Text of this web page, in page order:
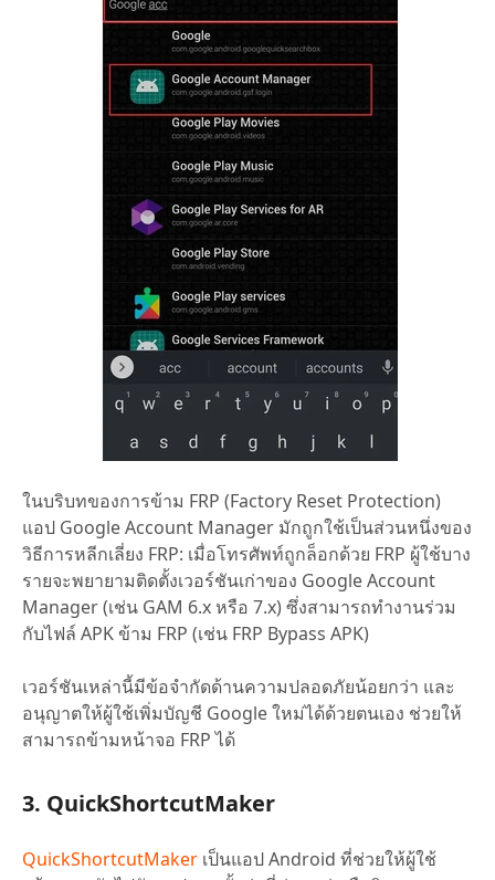
ในบริบทของการข้าม FRP (Factory Reset Protection)
แอป Google Account Manager มักถูกใช้เป็นส่วนหนึ่งของ
วิธีการหลีกเลี่ยง FRP: เมื่อโทรศัพท์ถูกล็อกด้วย FRP ผู้ใช้บาง
รายจะพยายามติดตั้งเวอร์ชันเก่าของ Google Account
Manager (เช่น GAM 6.x หรือ 7.x) ซึ่งสามารถทำงานร่วม
กับไฟล์ APK ข้าม FRP (เช่น FRP Bypass APK)
เวอร์ชันเหล่านี้มีข้อจำกัดด้านความปลอดภัยน้อยกว่า และ
อนุญาตให้ผู้ใช้เพิ่มบัญชี Google ใหม่ได้ด้วยตนเอง ช่วยให้
สามารถข้ามหน้าจอ FRP ได้
3. QuickShortcutMaker
QuickShortcutMaker เป็นแอป Android ที่ช่วยให้ผู้ใช้